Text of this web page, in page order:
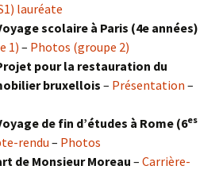
lauréate
scolaire à Paris (4e années)
1)– Photos (groupe 2)
pour la restauration du
bruxellois – Présentation –
de fin d’études à Rome (6es
rendu – Photos
de Monsieur Moreau – Carrière-